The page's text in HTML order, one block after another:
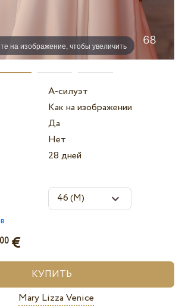
на изображение, чтобы увеличить
А-силуэт
Как на изображении
Да
Нет
28 дней
00€
Mary Lizza Venice